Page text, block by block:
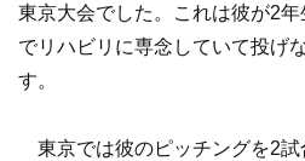
東京大会でした。これは彼が2
でリハビリに専念していて投げ
す。
東京では彼のピッチングを2試